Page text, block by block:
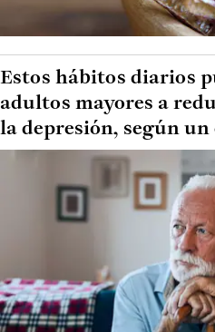
Estos hábitos diarios
adultos mayores a
la depresión, según un